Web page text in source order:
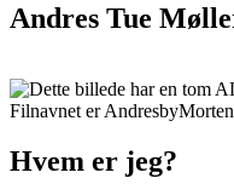
Andres Tue
Hvem er jeg?